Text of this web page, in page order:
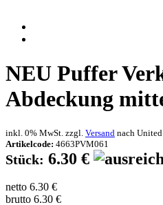
NEU Puffer
Abdeckung
inkl. 0% MwSt. zzgl. Versand nach United
Artikelcode: 4663PVM061
Stück: 6.30 €
netto 6.30 €
brutto 6.30 €